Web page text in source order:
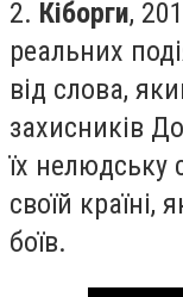
2. Кіборги,
реальних
від слова,
захисників
їх нелюдську
своїй країні,
боїв.